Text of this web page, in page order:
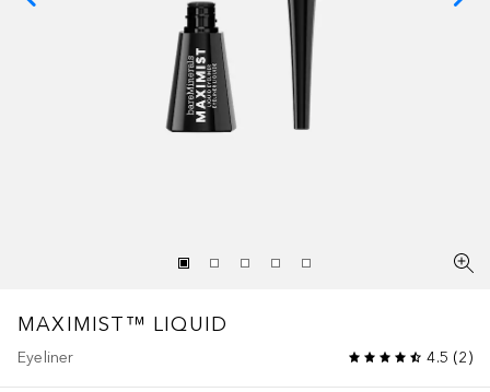
MAXIMIST™ LIQUID
Eyeliner 4.5 (2)